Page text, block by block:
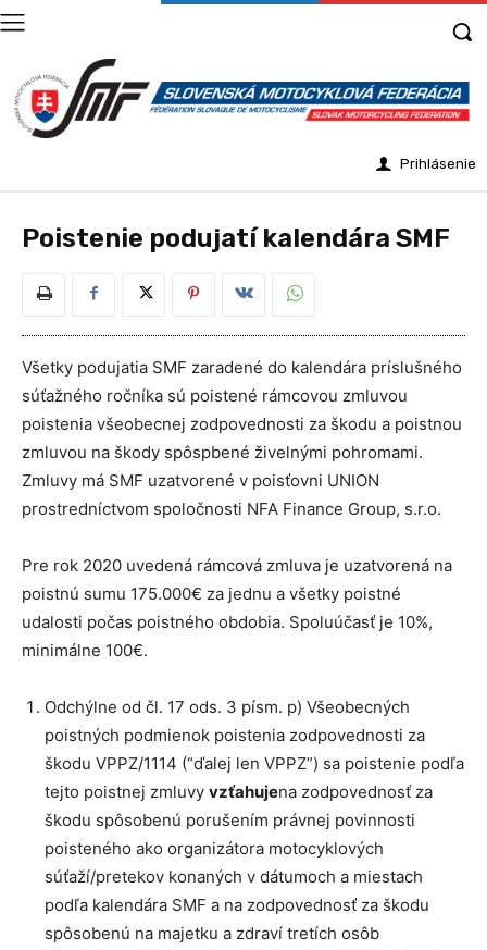
Prihlásenie
Poistenie podujatí kalendára SMF
Všetky podujatia SMF zaradené do kalendára príslušného
súťažného ročníka sú poistené rámcovou zmluvou
poistenia všeobecnej zodpovednosti za škodu a poistnou
zmluvou na škody spôspbené živelnými pohromami.
Zmluvy má SMF uzatvorené v poisťovni UNION
prostredníctvom spoločnosti NFA Finance Group, s.r.o.
Pre rok 2020 uvedená rámcová zmluva je uzatvorená na
poistnú sumu 175.000€ za jednu a všetky poistné
udalosti počas poistného obdobia. Spoluúčasť je 10%,
minimálne 100€.
Odchýlne od čl. 17 ods. 3 písm. p) Všeobecných
poistných podmienok poistenia zodpovednosti za
škodu VPPZ/1114 (“ďalej len VPPZ”) sa poistenie podľa
tejto poistnej zmluvy vzťahujena zodpovednosť za
škodu spôsobenú porušením právnej povinnosti
poisteného ako organizátora motocyklových
súťaží/pretekov konaných v dátumoch a miestach
podľa kalendára SMF a na zodpovednosť za škodu
spôsobenú na majetku a zdraví tretích osôb